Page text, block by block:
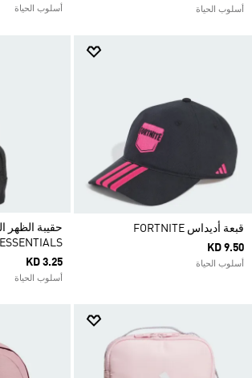
أسلوب الحياة أسلوب الحياة
قبعة أديداس FORTNITE
KD 9.50
أسلوب الحياة
ESSENTIALS
KD 3.25
أسلوب الحياة